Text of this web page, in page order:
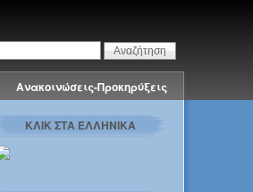
Ανακοινώσεις-Προκηρύξεις
ΚΛΙΚ ΣΤΑ ΕΛΛΗΝΙΚΑ